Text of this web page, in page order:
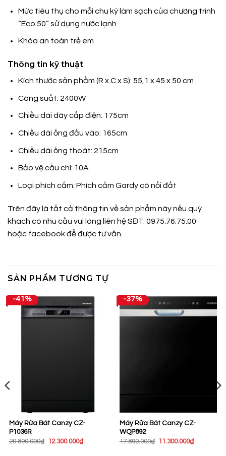
Mức tiêu thụ cho mỗi chu kỳ làm sạch của chương trình
“Eco 50” sử dụng nước lạnh
Khóa an toàn trẻ em
Thông tin kỹ thuật
Kích thước sản phẩm (R x C x S): 55,1 x 45 x 50 cm
Công suất: 2400W
Chiều dài dây cấp điện: 175cm
Chiều dài ống đầu vào: 165cm
Chiều dài ống thoát: 215cm
Bảo vệ cầu chì: 10A
Loại phích cắm: Phích cắm Gardy có nối đất
Trên đây là tất cả thông tin về sản phẩm này nếu quý
khách có nhu cầu vui lòng liên hệ SĐT: 0975.76.75.00
hoặc facebookđể được tư vấn.
SẢN PHẨM TƯƠNG TỰ
-41%
Máy Rửa Bát Canzy CZ-
P1036R
20.890.000₫
Giá
12.300.000₫Giá
-37%
Máy Rửa Bát Canzy CZ-
WQP892
17.890.000₫
Giá
11.300.000₫Giá